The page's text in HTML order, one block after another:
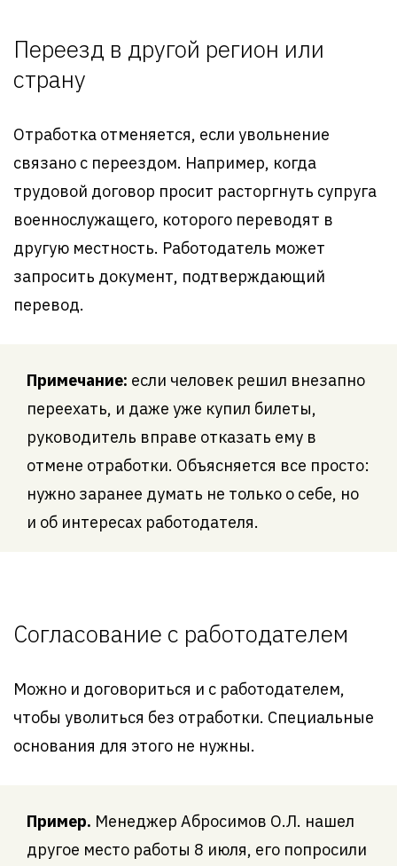
Переезд в другой регион или
страну
Отработка отменяется, если увольнение
связано с переездом. Например, когда
трудовой договор просит расторгнуть супруга
военнослужащего, которого переводят в
другую местность. Работодатель может
запросить документ, подтверждающий
перевод.
Примечание: если человек решил внезапно
переехать, и даже уже купил билеты,
руководитель вправе отказать ему в
отмене отработки. Объясняется все просто:
нужно заранее думать не только о себе, но
и об интересах работодателя.
Согласование с работодателем
Можно и договориться и с работодателем,
чтобы уволиться без отработки. Специальные
основания для этого не нужны.
Пример. Менеджер Абросимов О.Л. нашел
другое место работы 8 июля, его попросили